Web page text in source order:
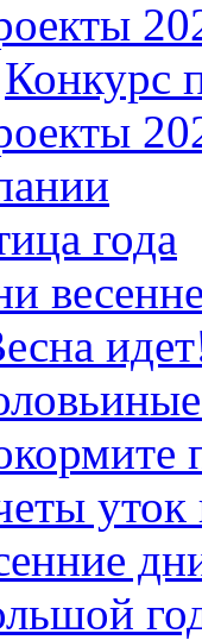
Конкурс
года
уток